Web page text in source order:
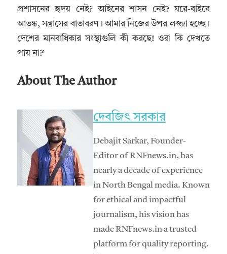
প্রশাসনের হৃদয় নেই? আইনের শাসন নেই? ঘরে-বাইরে
আতঙ্ক, সন্ত্রাসের বাতাবরণ। আমার নিজের উপর লজ্জা হচ্ছে।
দেশের মানবাধিকার সংস্থাগুলি কী করছে! ওরা কি দেখতে
পায় না?’
About The Author
দেবজিৎ সরকার
Debajit Sarkar, Founder-
Editor of RNFnews.in, has
nearly a decade of experience
in North Bengal media. Known
for ethical and impactful
journalism, his vision has
made RNFnews.in a trusted
platform for quality reporting.